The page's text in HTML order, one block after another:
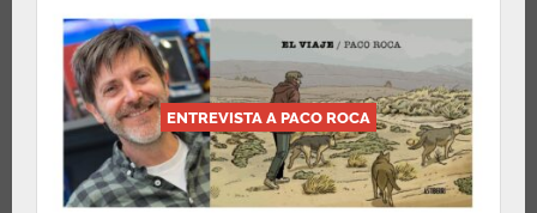
ENTREVISTA A PACO ROCA